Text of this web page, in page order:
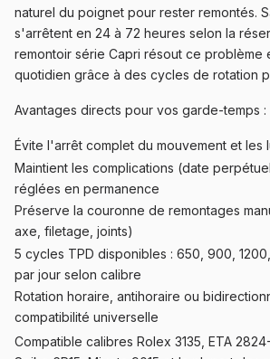
naturel du poignet pour rester remontés.
s'arrêtent en 24 à 72 heures selon la
remontoir série Capri résout ce problème
quotidien grâce à des cycles de rotation
Avantages directs pour vos garde-temps :
Évite l'arrêt complet du mouvement et les
Maintient les complications (date
réglées en permanence
Préserve la couronne de remontages
axe, filetage, joints)
5 cycles TPD disponibles : 650, 900,
par jour selon calibre
Rotation horaire, antihoraire ou
compatibilité universelle
Compatible calibres Rolex 3135, ETA